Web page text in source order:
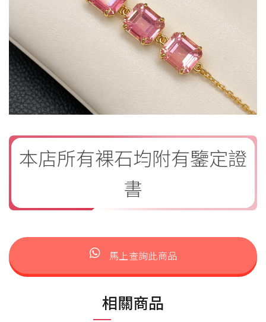
本店所有裸石均附有鑒定證
書
馬上查詢此商品
相關商品